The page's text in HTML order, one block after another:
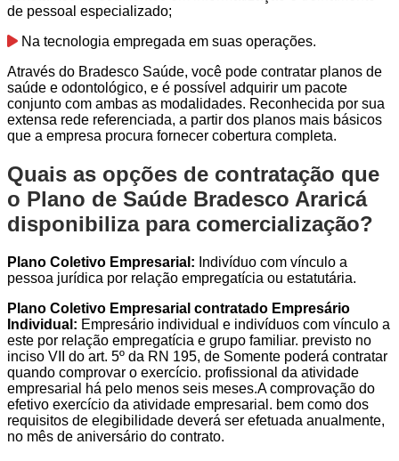
de pessoal especializado;
Na tecnologia empregada em suas operações.
Através do Bradesco Saúde, você pode contratar planos de
saúde e odontológico, e é possível adquirir um pacote
conjunto com ambas as modalidades. Reconhecida por sua
extensa rede referenciada, a partir dos planos mais básicos
que a empresa procura fornecer cobertura completa.
Quais as opções de contratação que
o Plano de Saúde Bradesco Araricá
disponibiliza para comercialização?
Plano Coletivo Empresarial: Indivíduo com vínculo a
pessoa jurídica por relação empregatícia ou estatutária.
Plano Coletivo Empresarial contratado Empresário
Individual: Empresário individual e indivíduos com vínculo a
este por relação empregatícia e grupo familiar. previsto no
inciso VII do art. 5º da RN 195, de Somente poderá contratar
quando comprovar o exercício. profissional da atividade
empresarial há pelo menos seis meses.A comprovação do
efetivo exercício da atividade empresarial. bem como dos
requisitos de elegibilidade deverá ser efetuada anualmente,
no mês de aniversário do contrato.